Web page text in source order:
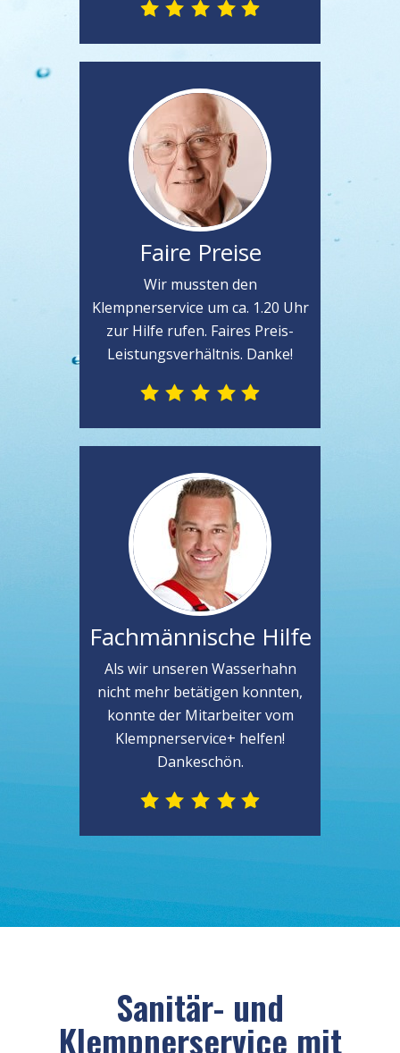
Faire Preise
Wir mussten den
Klempnerservice um ca. 1.20 Uhr
zur Hilfe rufen. Faires Preis-
Leistungsverhältnis. Danke!
Fachmännische Hilfe
Als wir unseren Wasserhahn
nicht mehr betätigen konnten,
konnte der Mitarbeiter vom
Klempnerservice+ helfen!
Dankeschön.
Sanitär- und
Klempnerservice mit